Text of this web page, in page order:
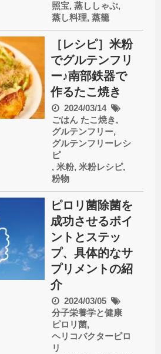
照宝, 蒸ししゃぶ,
蒸し料理, 蒸籠
［レシピ］米粉
でグルテンフリ
ー♪南部鉄器で
作るたこ焼き
2024/03/14
ごはん たこ焼き,
グルテンフリー,
グルテンフリーレシ
ピ
, 米粉, 米粉レシピ,
粉物
ピロリ菌除菌を
成功させるポイ
ントとステッ
プ、具体的なサ
プリメントの紹
介
2024/03/05
分子栄養学と健康
ピロリ菌,
ヘリコバクターピロ
リ